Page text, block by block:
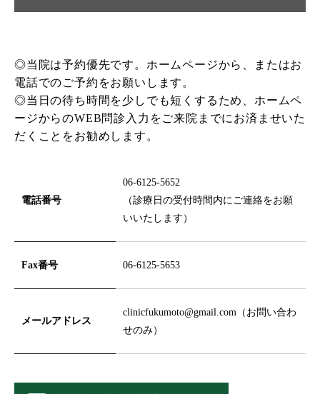
◎当院は予約優先です。ホームページから、またはお
電話でのご予約をお願いします。
◎当日の待ち時間を少しでも短くするため、ホームペ
ージからのWEB問診入力をご来院までにお済ませいた
だくことをお勧めします。
電話番号
06-6125-5652
（診療日の受付時間内にご連絡をお願
いいたします）
Fax番号 06-6125-5653
メールアドレス
clinicfukumoto@gmail.com （お問い合わ
せのみ）